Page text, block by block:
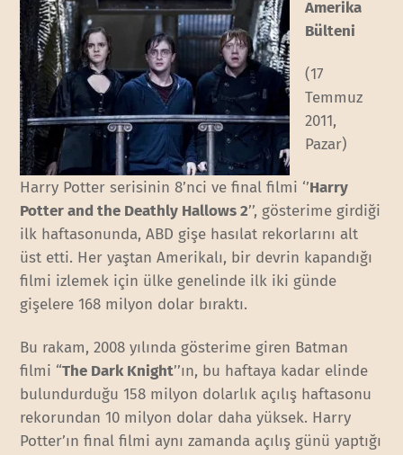
Amerika
Bülteni
(17
Temmuz
2011,
Pazar)
Harry Potter serisinin 8’nci ve final filmi ‘’Harry
Potter and the Deathly Hallows 2’’, gösterime girdiği
ilk haftasonunda, ABD gişe hasılat rekorlarını alt
üst etti. Her yaştan Amerikalı, bir devrin kapandığı
filmi izlemek için ülke genelinde ilk iki günde
gişelere 168 milyon dolar bıraktı.
Bu rakam, 2008 yılında gösterime giren Batman
filmi “The Dark Knight’’ın, bu haftaya kadar elinde
bulundurduğu 158 milyon dolarlık açılış haftasonu
rekorundan 10 milyon dolar daha yüksek. Harry
Potter’ın final filmi aynı zamanda açılış günü yaptığı